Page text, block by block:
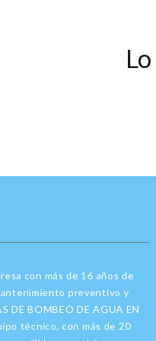
con más de 16 años de
preventivo y
DE BOMBEO DE AGUA EN
técnico, con más de 20